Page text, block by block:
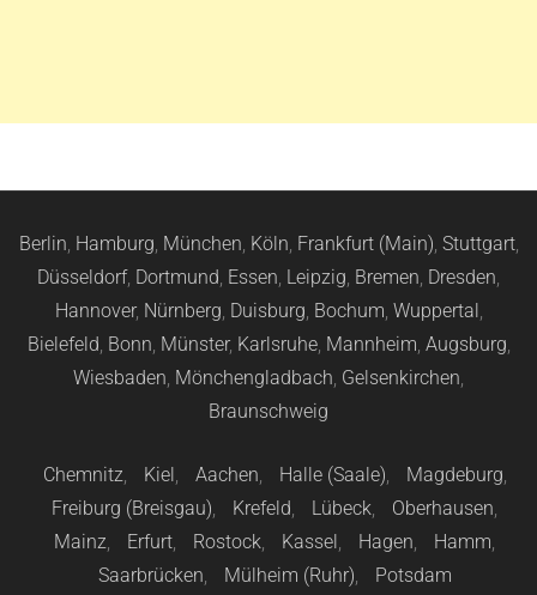
Berlin, Hamburg, München, Köln, Frankfurt (Main), Stuttgart,
Düsseldorf, Dortmund, Essen, Leipzig, Bremen, Dresden,
Hannover, Nürnberg, Duisburg, Bochum, Wuppertal,
Bielefeld, Bonn, Münster, Karlsruhe, Mannheim, Augsburg,
Wiesbaden, Mönchengladbach, Gelsenkirchen,
Braunschweig
Chemnitz, Kiel, Aachen, Halle (Saale), Magdeburg,
Freiburg (Breisgau), Krefeld, Lübeck, Oberhausen,
Mainz, Erfurt, Rostock, Kassel, Hagen, Hamm,
Saarbrücken, Mülheim (Ruhr), Potsdam